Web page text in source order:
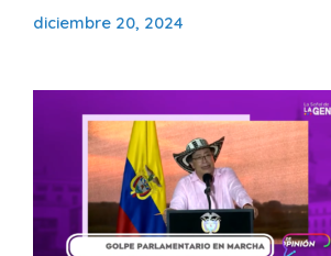
diciembre 20, 2024